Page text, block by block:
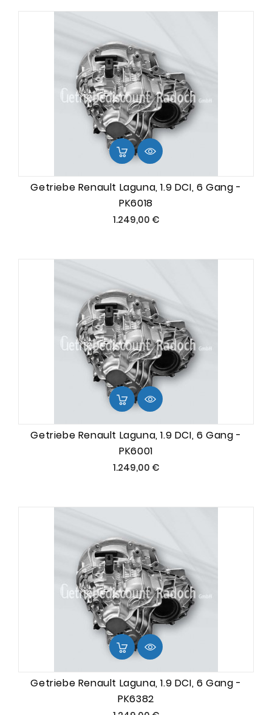
Getriebe Renault Laguna, 1.9 DCI, 6 Gang -
PK6018
1.249,00 €Preis
Getriebe Renault Laguna, 1.9 DCI, 6 Gang -
PK6001
1.249,00 €Preis
Getriebe Renault Laguna, 1.9 DCI, 6 Gang -
PK6382